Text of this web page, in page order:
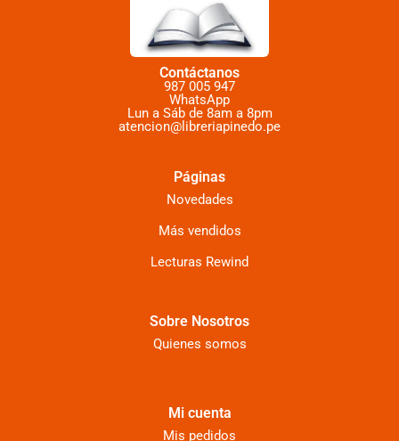
Contáctanos
987 005 947
WhatsApp
Lun a Sáb de 8am a 8pm
atencion@libreriapinedo.pe
Páginas
Novedades
Más vendidos
Lecturas Rewind
Sobre Nosotros
Quienes somos
Mi cuenta
Mis pedidos